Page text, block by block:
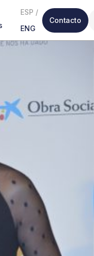
ESP /
ENG
Contacto